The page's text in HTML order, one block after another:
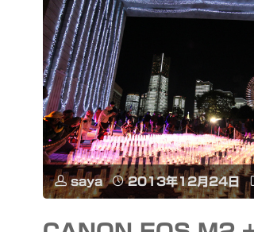
ト
夏
秋
の
夜
プ
ロ
ジ
ェ
saya 2013年12月24日